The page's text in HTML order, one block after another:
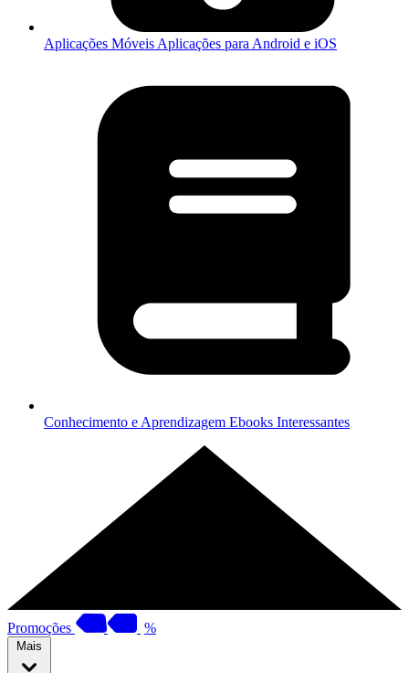
Aplicações Móveis Aplicações para Android e iOS
Conhecimento e Aprendizagem Ebooks Interessantes
Promoções %
Mais